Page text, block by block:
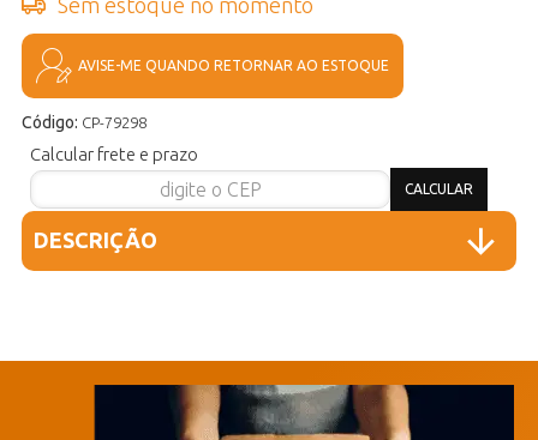
Código: CP-79298
AVISE-ME QUANDO RETORNAR AO ESTOQUE
Calcular frete e prazo
DESCRIÇÃO